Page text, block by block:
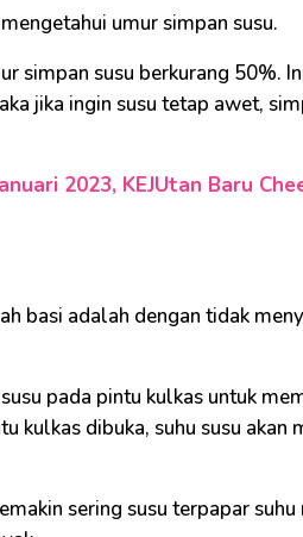
umur simpan susu.
simpan susu berkurang 50%.
jika ingin susu tetap awet,
2023, KEJUtan Baru
basi adalah dengan tidak
pada pintu kulkas untuk
kulkas dibuka, suhu susu akan
sering susu terpapar